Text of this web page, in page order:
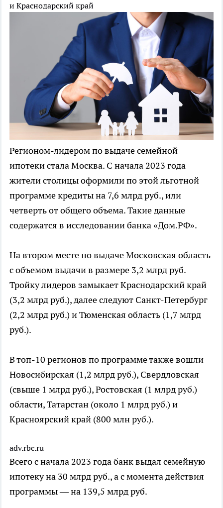
и Краснодарский край
Регионом-лидером по выдаче семейной
ипотеки стала Москва. С начала 2023 года
жители столицы оформили по этой льготной
программе кредиты на 7,6 млрд руб., или
четверть от общего объема. Такие данные
содержатся в исследовании банка «Дом.РФ».
На втором месте по выдаче Московская область
с объемом выдачи в размере 3,2 млрд руб.
Тройку лидеров замыкает Краснодарский край
(3,2 млрд руб.), далее следуют Санкт-Петербург
(2,2 млрд руб.) и Тюменская область (1,7 млрд
руб.).
В топ-10 регионов по программе также вошли
Новосибирская (1,2 млрд руб.), Свердловская
(свыше 1 млрд руб.), Ростовская (1 млрд руб.)
области, Татарстан (около 1 млрд руб.) и
Красноярский край (800 млн руб.).
adv.rbc.ru
Всего с начала 2023 года банк выдал семейную
ипотеку на 30 млрд руб., а с момента действия
программы — на 139,5 млрд руб.